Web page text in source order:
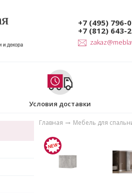
+7 (495) 796-
+7 (812) 643-
Условия доставки
Главная Мебель для